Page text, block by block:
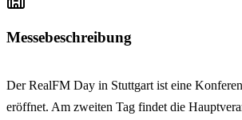
Messebeschreibung
Der RealFM Day in Stuttgart ist eine
eröffnet. Am zweiten Tag findet die